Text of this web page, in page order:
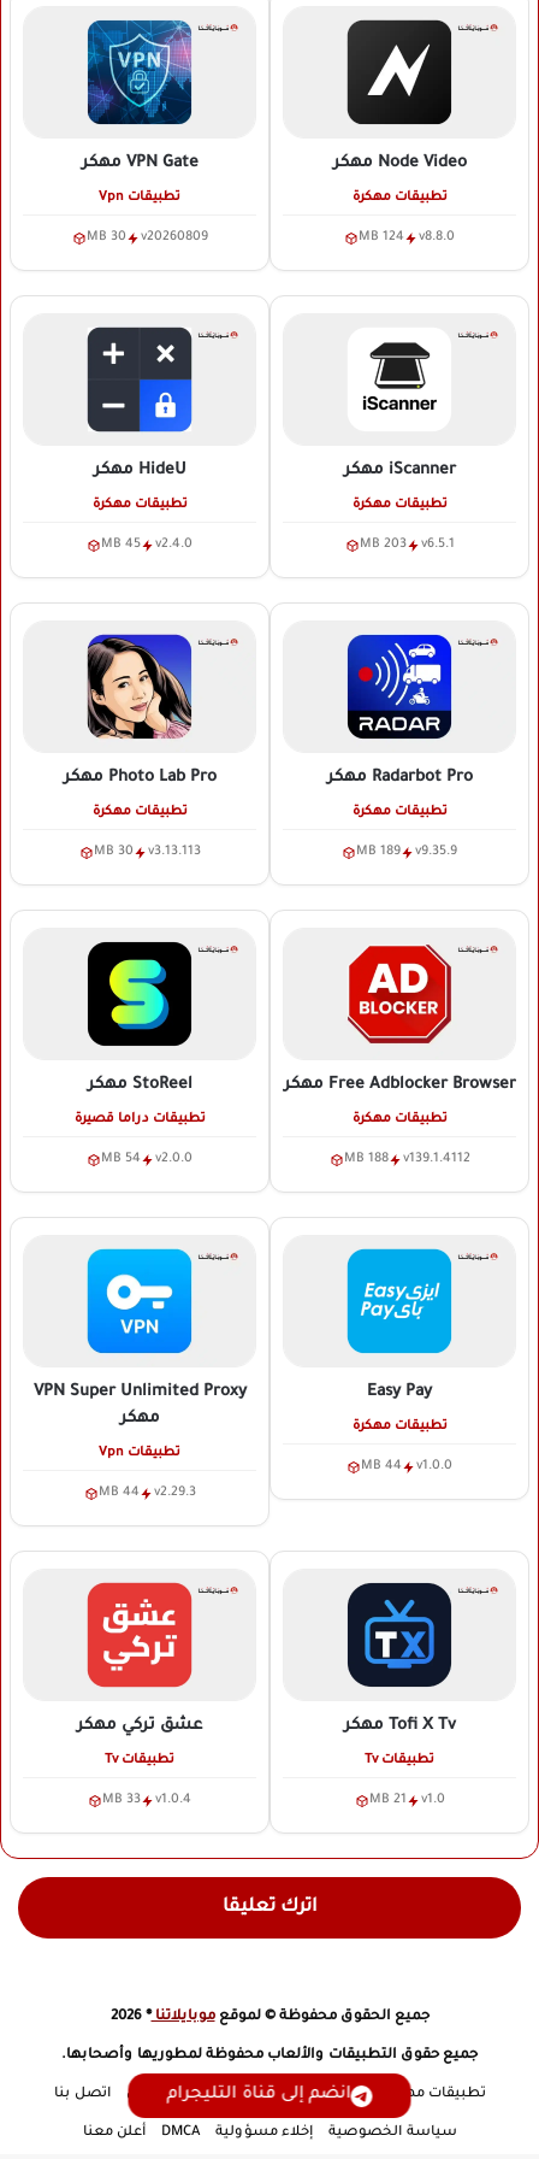
Node Video مهكر
تطبيقات مهكرة
v8.8.0
124 MB
VPN Gate مهكر
تطبيقات Vpn
v20260809
30 MB
iScanner مهكر
تطبيقات مهكرة
v6.5.1
203 MB
HideU مهكر
تطبيقات مهكرة
v2.4.0
45 MB
Radarbot Pro مهكر
تطبيقات مهكرة
v9.35.9
189 MB
Photo Lab Pro مهكر
تطبيقات مهكرة
v3.13.113
30 MB
Free Adblocker Browser مهكر
تطبيقات مهكرة
v139.1.4112
188 MB
StoReel مهكر
تطبيقات دراما قصيرة
v2.0.0
54 MB
Easy Pay
تطبيقات مهكرة
v1.0.0
44 MB
VPN Super Unlimited Proxy
مهكر
تطبيقات Vpn
v2.29.3
44 MB
Tofi X Tv مهكر
تطبيقات Tv
v1.0
21 MB
عشق تركي مهكر
تطبيقات Tv
v1.0.4
33 MB
اترك تعليقا
جميع الحقوق محفوظة © لموقعموبايلاتنا® 2026
جميع حقوق التطبيقات والألعاب محفوظة لمطوريها وأصحابها.
تطبيقات مهكرة تطبيقات Tv العاب مهكرة من نحن اتصل بنا
سياسة الخصوصية إخلاء مسؤولية DMCA أعلن معنا
انضم إلى قناة التليجرام